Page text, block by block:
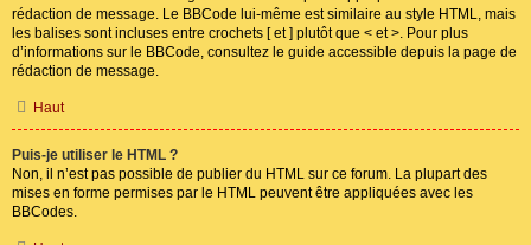
rédaction de message. Le BBCode lui-même est similaire au style HTML, mais
les balises sont incluses entre crochets [ et ] plutôt que < et >. Pour plus
d’informations sur le BBCode, consultez le guide accessible depuis la page de
rédaction de message.
Haut
Puis-je utiliser le HTML ?
Non, il n’est pas possible de publier du HTML sur ce forum. La plupart des
mises en forme permises par le HTML peuvent être appliquées avec les
BBCodes.